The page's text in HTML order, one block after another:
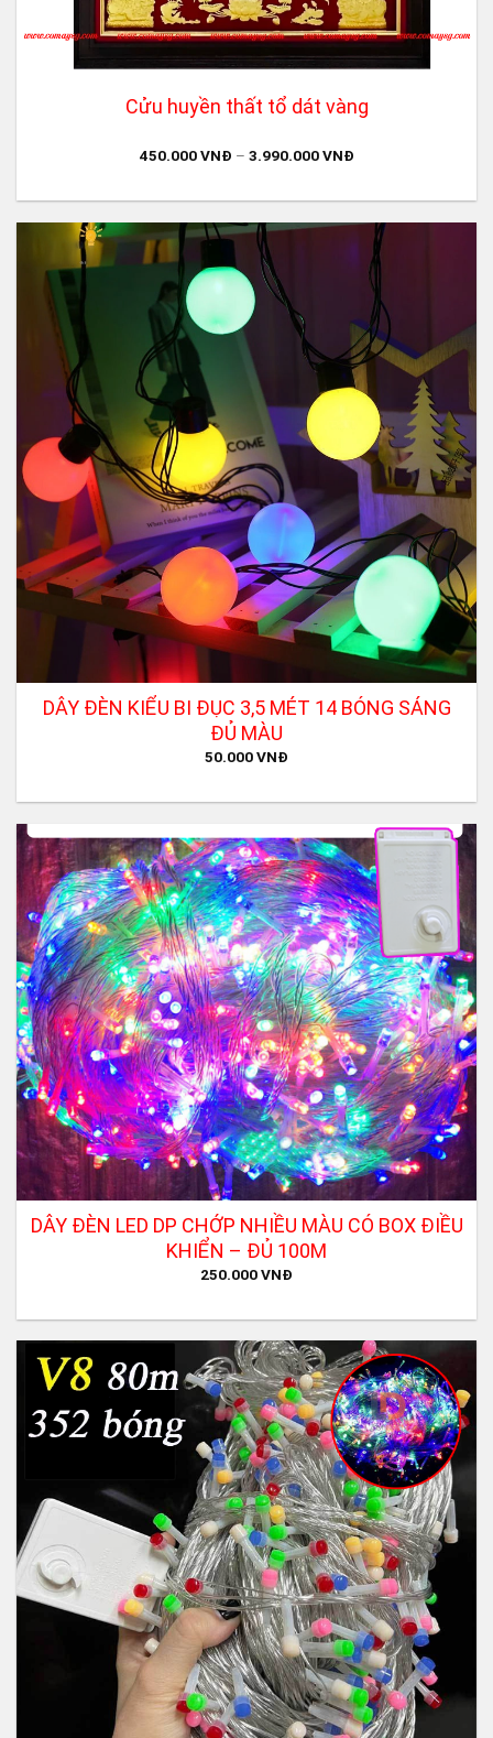
Cửu huyền thất tổ dát vàng
450.000VNĐ – 3.990.000VNĐ
DÂY ĐÈN KIỂU BI ĐỤC 3,5 MÉT 14 BÓNG SÁNG
ĐỦ MÀU
50.000VNĐ
DÂY ĐÈN LED DP CHỚP NHIỀU MÀU CÓ BOX ĐIỀU
KHIỂN – ĐỦ 100M
250.000VNĐ